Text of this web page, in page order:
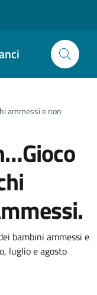
ammessi e non
bambini ammessi e
luglio e agosto